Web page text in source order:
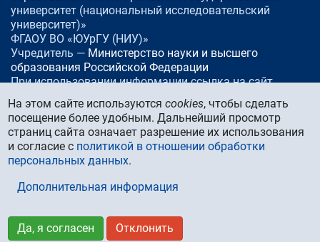
университет (национальный исследовательский
университет)»
ФГАОУ ВО «ЮУрГУ (НИУ)»
Учредитель — Министерство науки и высшего
образования Российской Федерации
При использовании информации ссылка на сайт
www.
susu.ru
Россия, 454080Челябинск, проспект Ленина, 76
Тел./факс:+7 (351) 267-99-00
E-mail:info@susu.ru
Управление маркетинга, брендинга и стратегических
коммуникаций:press@susu.ru
Техподдержка сайта:support@susu.ru
На этом сайте используютсяcookies, чтобы сделать
посещение более удобным. Дальнейший просмотр
страниц сайта означает разрешение их использования
и согласие с политикой в отношении обработки
персональных данных.
Дополнительная информация
Да, я согласен Отклонить